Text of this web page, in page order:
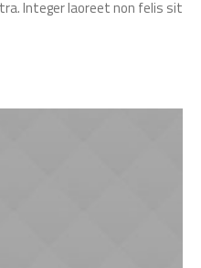
Integer laoreet non felis sit